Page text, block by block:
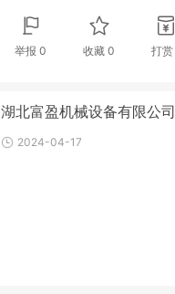
举报 0 收藏 0 打赏
湖北富盈机械设备有限公司
2024-04-17